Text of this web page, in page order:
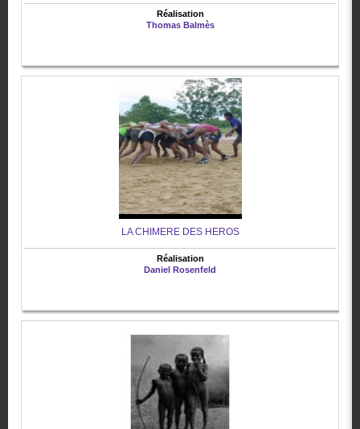
Réalisation
Thomas Balmès
LA CHIMERE DES HEROS
Réalisation
Daniel Rosenfeld